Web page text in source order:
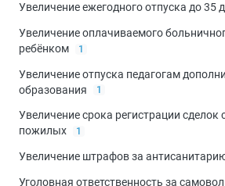
Увеличение ежегодного отпуска до 35
Увеличение оплачиваемого
ребёнком
1
Увеличение отпуска педагогам
образования
1
Увеличение срока регистрации сделок
пожилых
1
Увеличение штрафов за
Уголовная ответственность за